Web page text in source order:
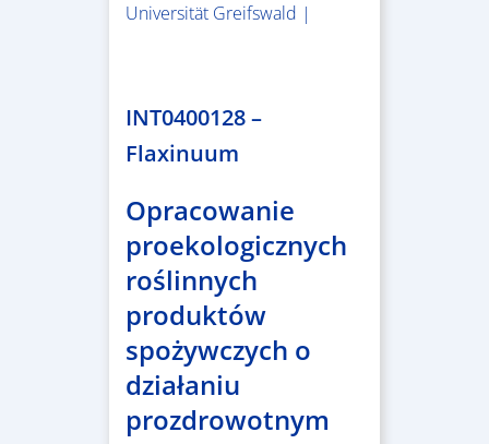
Universität Greifswald |
INT0400128 –
Flaxinuum
Opracowanie
proekologicznych
roślinnych
produktów
spożywczych o
działaniu
prozdrowotnym